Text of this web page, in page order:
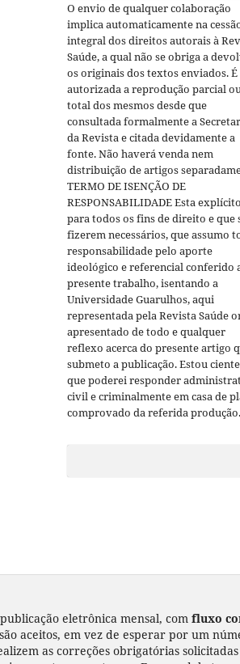
O envio de qualquer colaboração
implica automaticamente na
integral dos direitos autorais à
Saúde, a qual não se obriga a
os originais dos textos enviados. É
autorizada a reprodução parcial
total dos mesmos desde que
consultada formalmente a
da Revista e citada devidamente a
fonte. Não haverá venda nem
distribuição de artigos
TERMO DE ISENÇÃO DE
RESPONSABILIDADE Esta
para todos os fins de direito e que
fizerem necessários, que assumo
responsabilidade pelo aporte
ideológico e referencial conferido
presente trabalho, isentando a
Universidade Guarulhos, aqui
representada pela Revista Saúde
apresentado de todo e qualquer
reflexo acerca do presente artigo
submeto a publicação. Estou
que poderei responder
civil e criminalmente em casa de
comprovado da referida produção.
eletrônica mensal, com fluxo
aceitos, em vez de esperar por um
as correções obrigatórias